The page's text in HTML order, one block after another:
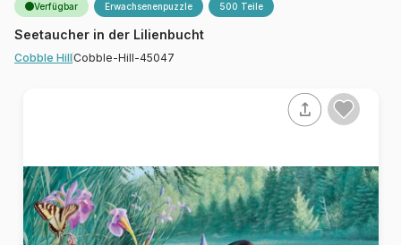
Verfügbar Erwachsenenpuzzle 500 Teile
Seetaucher in der Lilienbucht
Cobble Hill Cobble-Hill-45047